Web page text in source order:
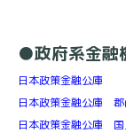
●政府系金融
日本政策金融公庫
日本政策金融公庫 郡
日本政策金融公庫